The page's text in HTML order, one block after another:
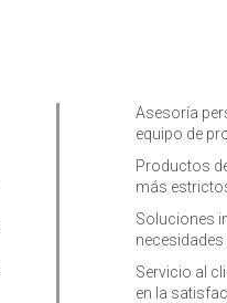
Asesoría
equipo de
Productos
más
Soluciones
necesidades
Servicio al
en la